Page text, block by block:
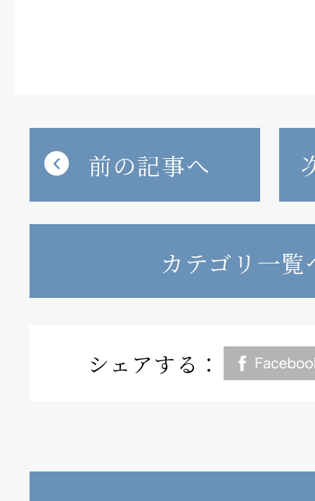
前の記事へ
カテゴリ一覧
シェアする：